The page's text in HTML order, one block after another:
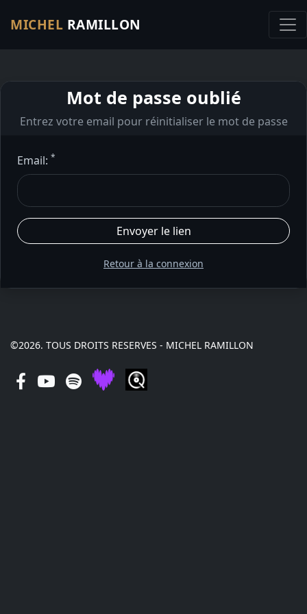
MICHEL RAMILLON
Mot de passe oublié
Entrez votre email pour réinitialiser le mot de passe
Email: *
Retour à la connexion
©2026. TOUS DROITS RESERVES - MICHEL RAMILLON